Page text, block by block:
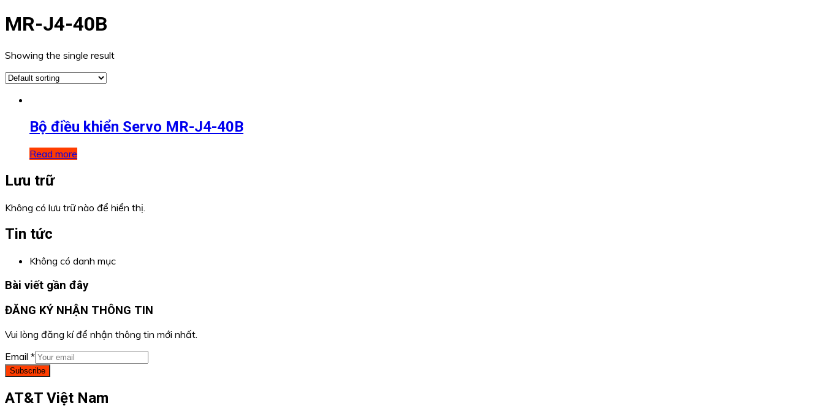
MR-J4-40B
Showing the single result
Bộ điều khiển Servo MR-J4-40B
Read more
Lưu trữ
Không có lưu trữ nào để hiển thị.
Tin tức
Không có danh mục
Bài viết gần đây
ĐĂNG KÝ NHẬN THÔNG TIN
Vui lòng đăng kí để nhận thông tin mới nhất.
Email *
Subscribe
AT&T Việt Nam